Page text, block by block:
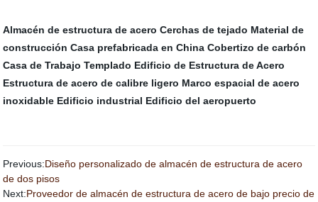
Almacén de estructura de acero Cerchas de tejado Material de
construcción Casa prefabricada en China Cobertizo de carbón
Casa de Trabajo Templado Edificio de Estructura de Acero
Estructura de acero de calibre ligero Marco espacial de acero
inoxidable Edificio industrial Edificio del aeropuerto
Previous:Diseño personalizado de almacén de estructura de acero
de dos pisos
Next:Proveedor de almacén de estructura de acero de bajo precio de